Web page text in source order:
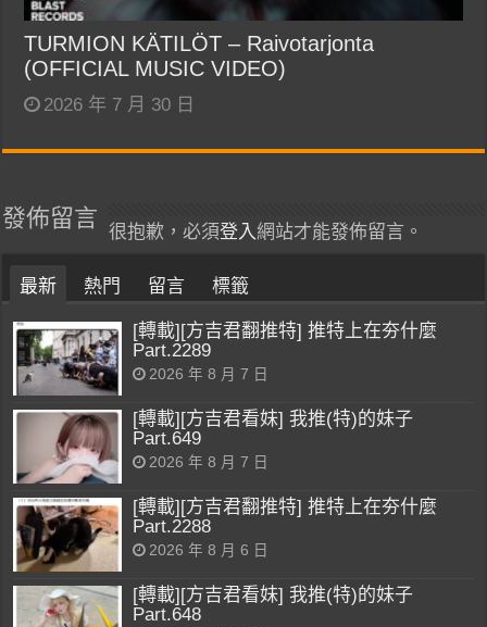
TURMION KÄTILÖT – Raivotarjonta
(OFFICIAL MUSIC VIDEO)
2026 年 7 月 30 日
發佈留言
很抱歉，必須登入網站才能發佈留言。
最新 熱門 留言 標籤
[轉載][方吉君翻推特] 推特上在夯什麼
Part.2289
2026 年 8 月 7 日
[轉載][方吉君看妹] 我推(特)的妹子
Part.649
2026 年 8 月 7 日
[轉載][方吉君翻推特] 推特上在夯什麼
Part.2288
2026 年 8 月 6 日
[轉載][方吉君看妹] 我推(特)的妹子
Part.648